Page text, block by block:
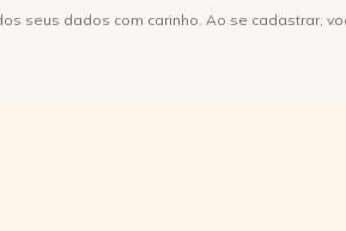
seus dados com carinho. Ao se cadastrar,